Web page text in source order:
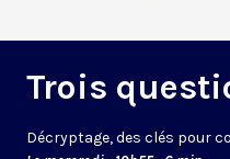
Trois
Décryptage, des clés pour